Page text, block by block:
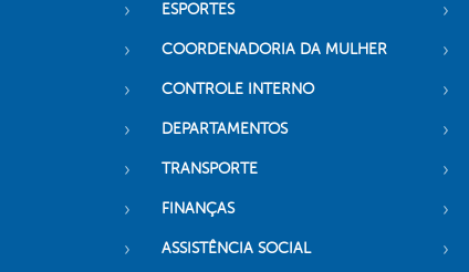
ESPORTES
COORDENADORIA DA MULHER
CONTROLE INTERNO
DEPARTAMENTOS
TRANSPORTE
FINANÇAS
ASSISTÊNCIA SOCIAL